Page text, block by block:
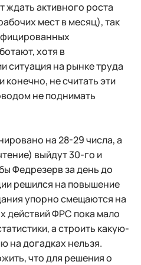
ждать активного роста
мест в месяц), так
хотя в
ситуация на рынке труда
конечно, не считать эти
не поднимать
на 28-29 числа, а
выйдут 30-го и
Федрезерв за день до
решился на повышение
упорно смещаются на
действий ФРС пока мало
а строить какую-
на догадках нельзя.
что для решения о